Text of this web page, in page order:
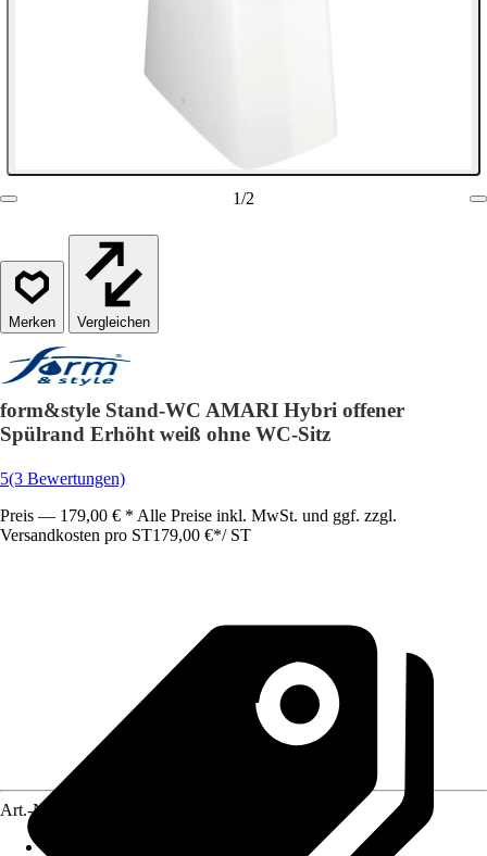
1/2
Vergleichen
form&style Stand-WC AMARI Hybri offener
Spülrand Erhöht weiß ohne WC-Sitz
5(3 Bewertungen)
Preis — 179,00 € * Alle Preise inkl. MwSt. und ggf. zzgl.
Versandkosten pro ST179,00 €*/ ST
Art.-Nr.